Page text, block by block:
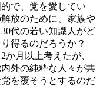
で、党を愛してい
放のために、家族や
代の若い知識人がど
り得るのだろうか？
月以上考えたが、
外の純粋な人々が共
を覆そうとするのだ